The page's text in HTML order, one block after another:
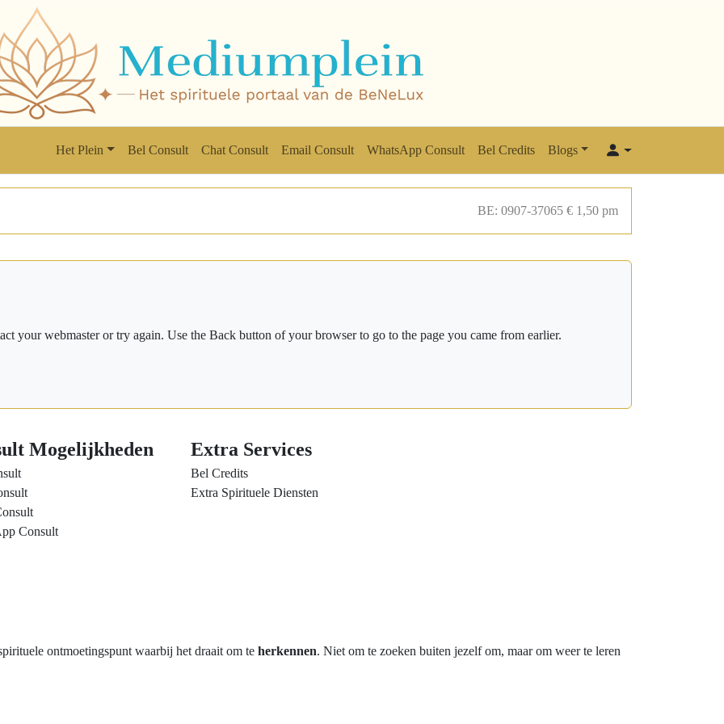
Het Plein Bel Consult Chat Consult Email Consult WhatsApp Consult Bel Credits Blogs
BE: 0907-37065 € 1,50 pm
your webmaster or try again. Use the Back button of your browser to go to the page you came from earlier.
Mogelijkheden
Consult
Extra Services
Bel Credits
Extra Spirituele Diensten
ontmoetingspunt waarbij het draait om te herkennen. Niet om te zoeken buiten jezelf om, maar om weer te leren